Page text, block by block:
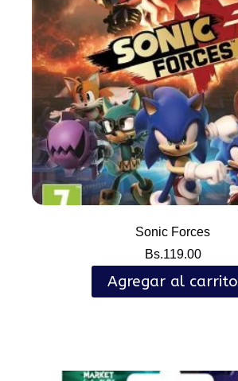
Sonic Forces
Bs.119.00
Agregar al carrito